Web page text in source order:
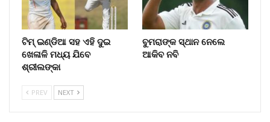
ଟିମ୍ ଇଣ୍ଡିଆ ସହ ଏହି ଦୁଇ
ଖେଳାଳି ମଧ୍ୟ ଯିବେ
ଶ୍ରୀଲଙ୍କା
ବୁମରାଙ୍କ ସ୍ଥାନ ନେଲେ
ଆକିବ ନବି
PREV NEXT